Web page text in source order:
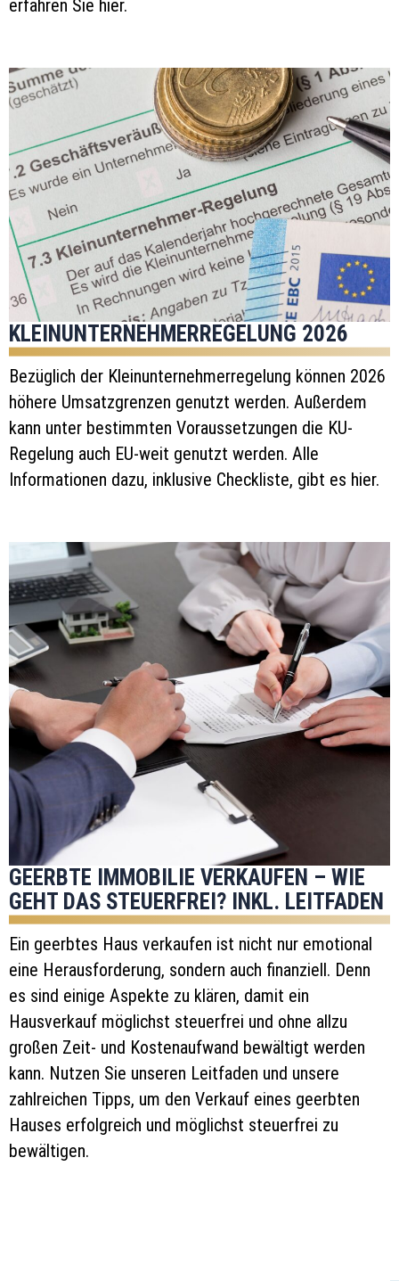
erfahren Sie hier.
KLEINUNTERNEHMERREGELUNG 2026
Bezüglich der Kleinunternehmerregelung können 2026
höhere Umsatzgrenzen genutzt werden. Außerdem
kann unter bestimmten Voraussetzungen die KU-
Regelung auch EU-weit genutzt werden. Alle
Informationen dazu, inklusive Checkliste, gibt es hier.
GEERBTE IMMOBILIE VERKAUFEN – WIE
GEHT DAS STEUERFREI? INKL. LEITFADEN
Ein geerbtes Haus verkaufen ist nicht nur emotional
eine Herausforderung, sondern auch finanziell. Denn
es sind einige Aspekte zu klären, damit ein
Hausverkauf möglichst steuerfrei und ohne allzu
großen Zeit- und Kostenaufwand bewältigt werden
kann. Nutzen Sie unseren Leitfaden und unsere
zahlreichen Tipps, um den Verkauf eines geerbten
Hauses erfolgreich und möglichst steuerfrei zu
bewältigen.